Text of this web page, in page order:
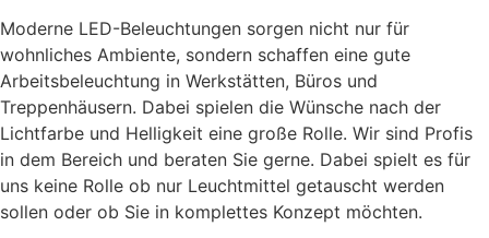
Moderne LED-Beleuchtungen sorgen nicht nur für
wohnliches Ambiente, sondern schaffen eine gute
Arbeitsbeleuchtung in Werkstätten, Büros und
Treppenhäusern. Dabei spielen die Wünsche nach der
Lichtfarbe und Helligkeit eine große Rolle. Wir sind Profis
in dem Bereich und beraten Sie gerne. Dabei spielt es für
uns keine Rolle ob nur Leuchtmittel getauscht werden
sollen oder ob Sie in komplettes Konzept möchten.